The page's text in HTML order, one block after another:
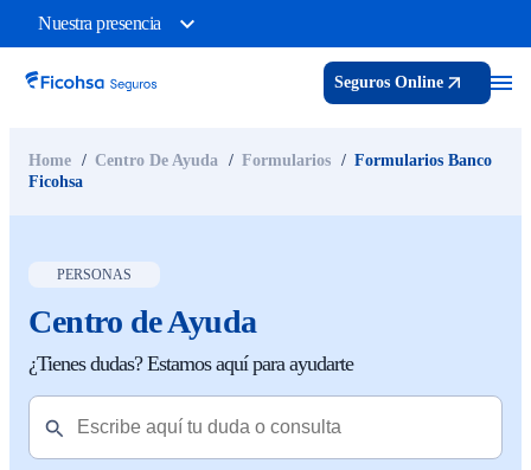
Nuestra presencia
Seguros Online
Home Centro De Ayuda Formularios
Formularios Banco
Ficohsa
PERSONAS
Centro de Ayuda
¿Tienes dudas? Estamos aquí para ayudarte